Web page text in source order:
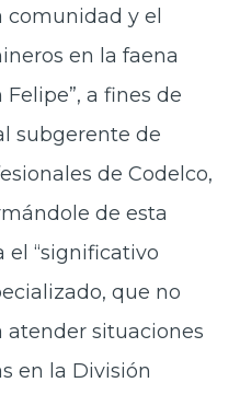
comunidad y el
en la faena
a fines de
subgerente de
de Codelco,
de esta
el “significativo
que no
atender situaciones
en la División